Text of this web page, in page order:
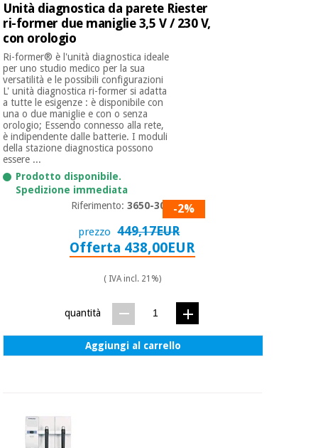
Unità diagnostica da parete Riester
ri-former due maniglie 3,5 V / 230 V,
con orologio
Ri-former® è l'unità diagnostica ideale
per uno studio medico per la sua
versatilità e le possibili configurazioni
L' unità diagnostica ri-former si adatta
a tutte le esigenze : è disponibile con
una o due maniglie e con o senza
orologio; Essendo connesso alla rete,
è indipendente dalle batterie. I moduli
della stazione diagnostica possono
essere ...
Prodotto disponibile.
Spedizione immediata
Riferimento:3650-300 -2%
prezzo 449,17EUR
Offerta 438,00EUR
( IVA incl. 21%)
quantità
Aggiungi al carrello